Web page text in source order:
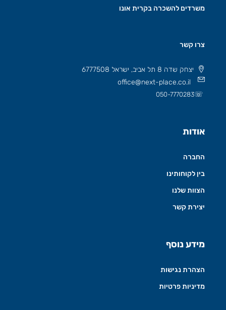
משרדים להשכרה בקרית אונו
צרו קשר
יצחק שדה 8 תל אביב, ישראל 6777508
office@next-place.co.il
☏
050-7770283
אודות
החברה
בין לקוחותינו
הצוות שלנו
יצירת קשר
מידע נוסף
הצהרת נגישות
מדיניות פרטיות